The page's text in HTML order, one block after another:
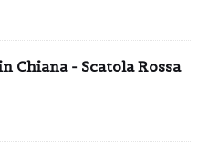
Chiana - Scatola Rossa